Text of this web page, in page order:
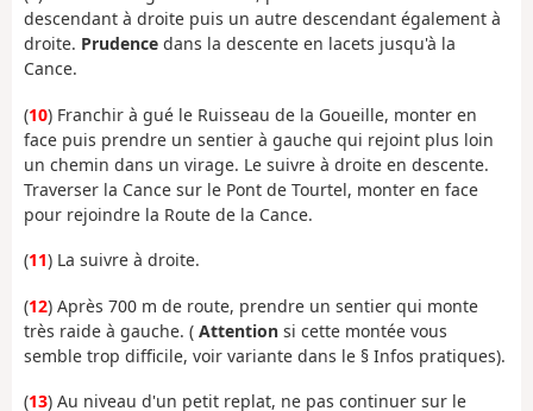
descendant à droite puis un autre descendant également à
droite. Prudence dans la descente en lacets jusqu'à la
Cance.
(10) Franchir à gué le Ruisseau de la Goueille, monter en
face puis prendre un sentier à gauche qui rejoint plus loin
un chemin dans un virage. Le suivre à droite en descente.
Traverser la Cance sur le Pont de Tourtel, monter en face
pour rejoindre la Route de la Cance.
(11) La suivre à droite.
(12) Après 700 m de route, prendre un sentier qui monte
très raide à gauche. ( Attention si cette montée vous
semble trop difficile, voir variante dans le § Infos pratiques).
(13) Au niveau d'un petit replat, ne pas continuer sur le